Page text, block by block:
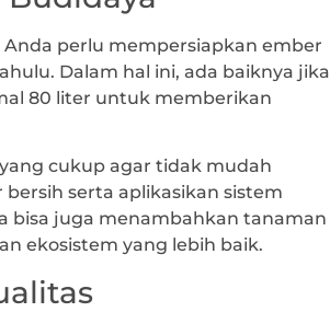
perlu mempersiapkan ember
Dalam hal ini, ada baiknya jika
80 liter untuk memberikan
cukup agar tidak mudah
serta aplikasikan sistem
bisa juga menambahkan tanaman
ekosistem yang lebih baik.